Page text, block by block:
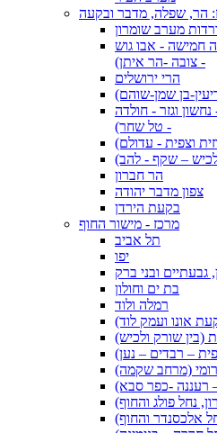
הר, שפלה, מדבר ובקעה
מערב שומרון
חמישה - אבו גוש
- צובה -הר איתן)
הרי ירושלים
בן שמן-שוהם)
וגזר - חולדה
- טל שחר)
וצפית - עדולם)
לכיש – שקף - להב)
הר חברון
צפון מדבר יהודה
בקעת הירדן
מרכז - מישור החוף
תל אביב
יפו
גבעתיים ובני ברק
בת ים וחולון
רמלה ולוד
אונו ועמק לוד)
(בין שורק ולכיש)
– רבדים – נען)
(מרחב שקמה)
– רעננה -כפר סבא)
נחל פולג והחוף)
אלכסנדר והחוף)